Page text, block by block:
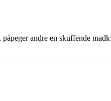
andre en skuffende